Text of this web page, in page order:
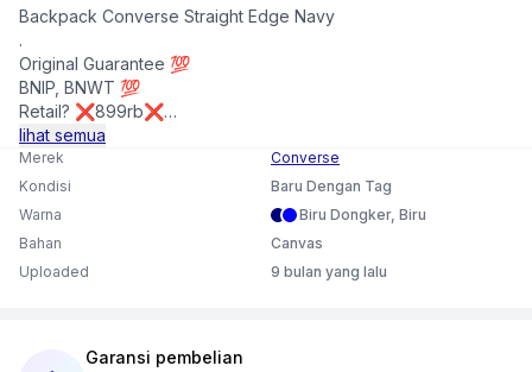
Backpack Converse Straight Edge Navy
.
Original Guarantee 💯
BNIP, BNWT 💯
Retail? ❌899rb❌
Myprice? ONLY ✅449rb✅
lihat semua
Merek
Converse
Kondisi
Baru Dengan Tag
Warna
Biru Dongker, Biru
Bahan
Canvas
Uploaded
9 bulan yang lalu
Garansi pembelian